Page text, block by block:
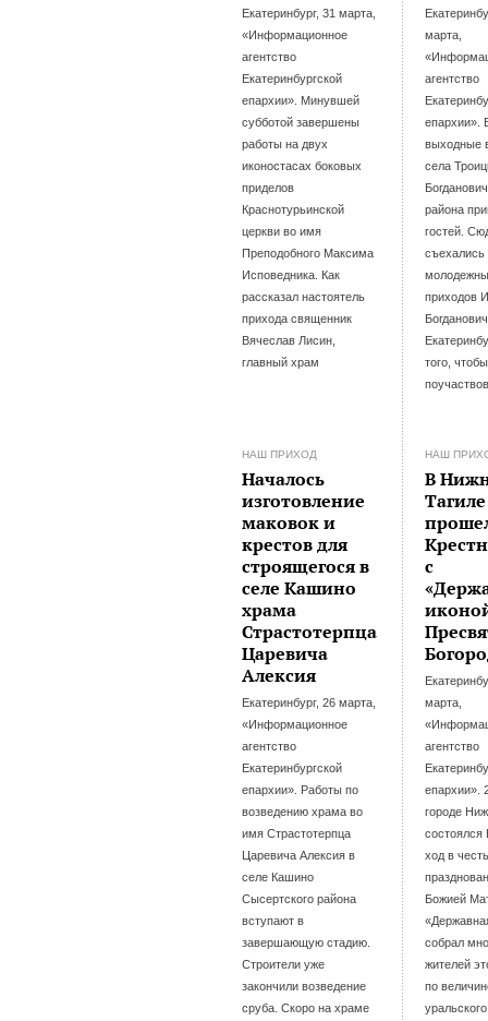
Екатеринбург, 31 марта,
«Информационное
агентство
Екатеринбургской
епархии». Минувшей
субботой завершены
работы на двух
иконостасах боковых
приделов
Краснотурьинской
церкви во имя
Преподобного Максима
Исповедника. Как
рассказал настоятель
прихода священник
Вячеслав Лисин,
главный храм
марта,
агентство
епархии».
выходные
села
района
гостей.
съехались
приходов
того, чтобы
НАШ ПРИХОД
Началось
изготовление
маковок и
крестов для
строящегося в
селе Кашино
храма
Страстотерпца
Царевича
Алексия
Екатеринбург, 26 марта,
«Информационное
агентство
Екатеринбургской
епархии». Работы по
возведению храма во
имя Страстотерпца
Царевича Алексия в
селе Кашино
Сысертского района
вступают в
завершающую стадию.
Строители уже
закончили возведение
сруба. Скоро на храме
НАШ
В
Тагиле
с
марта,
агентство
епархии».
городе
состоялся
ход в
Божией
собрал
жителей
по